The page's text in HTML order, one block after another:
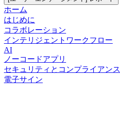
ホーム
はじめに
コラボレーション
インテリジェントワークフロー
AI
ノーコードアプリ
セキュリティとコンプライアンス
電子サイン